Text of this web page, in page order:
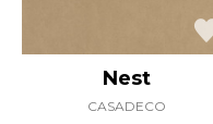
Nest
CASADECO